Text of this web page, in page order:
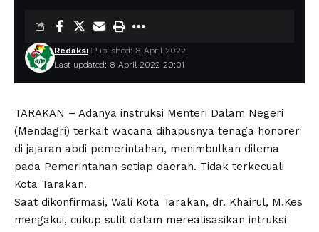
Last updated: 8 April 2022 20:01
Redaksi Published: 8 April 2022
TARAKAN – Adanya instruksi Menteri Dalam Negeri
(Mendagri) terkait wacana dihapusnya tenaga honorer
di jajaran abdi pemerintahan, menimbulkan dilema
pada Pemerintahan setiap daerah. Tidak terkecuali
Kota Tarakan.
Saat dikonfirmasi, Wali Kota Tarakan, dr. Khairul, M.Kes
mengakui, cukup sulit dalam merealisasikan intruksi